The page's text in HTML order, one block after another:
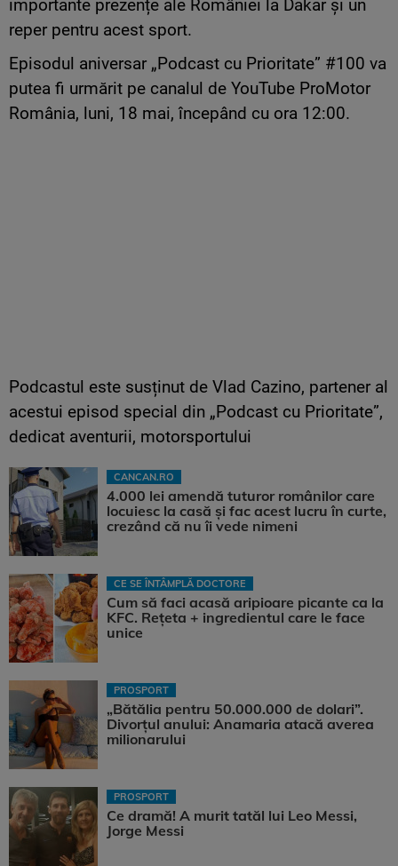
importante prezențe ale României la Dakar și un
reper pentru acest sport.
Episodul aniversar „Podcast cu Prioritate” #100 va
putea fi urmărit pe canalul de YouTube ProMotor
România, luni, 18 mai, începând cu ora 12:00.
Podcastul este susținut de Vlad Cazino, partener al
acestui episod special din „Podcast cu Prioritate”,
dedicat aventurii, motorsportului
CANCAN.RO
4.000 lei amendă tuturor românilor care
locuiesc la casă și fac acest lucru în curte,
crezând că nu îi vede nimeni
CE SE ÎNTÂMPLĂ DOCTORE
Cum să faci acasă aripioare picante ca la
KFC. Rețeta + ingredientul care le face
unice
PROSPORT
„Bătălia pentru 50.000.000 de dolari”.
Divorțul anului: Anamaria atacă averea
milionarului
PROSPORT
Ce dramă! A murit tatăl lui Leo Messi,
Jorge Messi